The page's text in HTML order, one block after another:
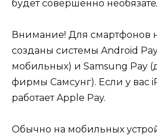
будет совершенно
Внимание! Для смартфонов
созданы системы Android
мобильных) и Samsung Pay
фирмы Самсунг). Если у вас
работает Apple Pay.
Обычно на мобильных